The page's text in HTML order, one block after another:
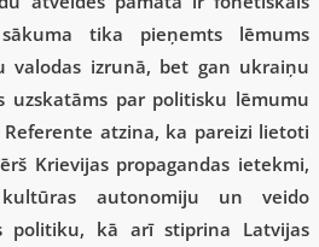
tika pieņemts lēmums
valodas izrunā, bet gan ukraiņu
uzskatāms par politisku lēmumu
atzina, ka pareizi lietoti
Krievijas propagandas ietekmi,
autonomiju un veido
politiku, kā arī stiprina Latvijas